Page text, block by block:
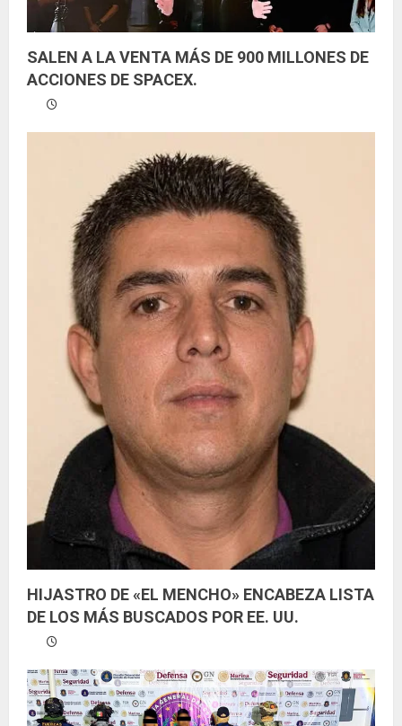
SALEN A LA VENTA MÁS DE 900 MILLONES DE
ACCIONES DE SPACEX.
HIJASTRO DE «EL MENCHO» ENCABEZA LISTA
DE LOS MÁS BUSCADOS POR EE. UU.